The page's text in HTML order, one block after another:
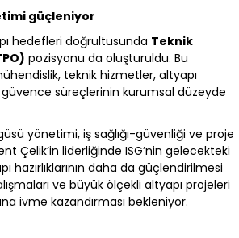
güçleniyor
hedefleri doğrultusunda Teknik
pozisyonu da oluşturuldu. Bu
teknik hizmetler, altyapı
süreçlerinin kurumsal düzeyde
yönetimi, iş sağlığı-güvenliği ve proje
Çelik’in liderliğinde ISG’nin gelecekteki
hazırlıklarının daha da güçlendirilmesi
ve büyük ölçekli altyapı projeleri
ivme kazandırması bekleniyor.